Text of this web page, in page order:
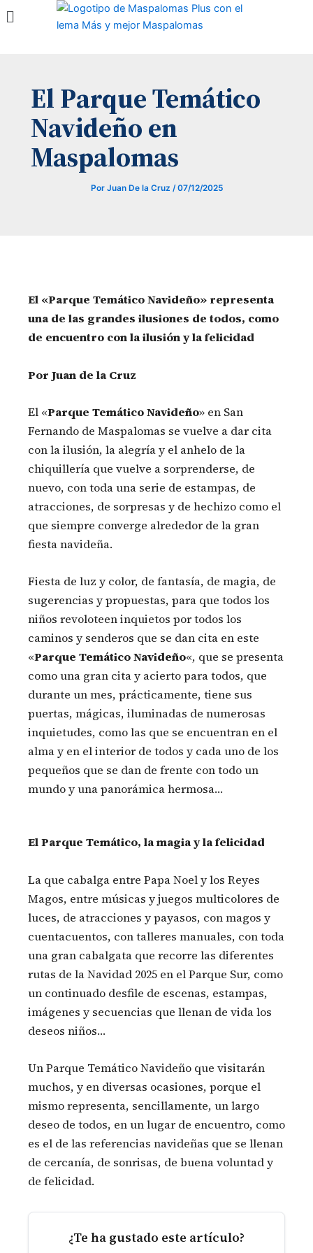
Menú
El Parque Temático
Navideño en
Maspalomas
Por Juan De la Cruz /07/12/2025
El «Parque Temático Navideño» representa
una de las grandes ilusiones de todos, como
de encuentro con la ilusión y la felicidad
Por Juan de la Cruz
El «Parque Temático Navideño» en San
Fernando de Maspalomas se vuelve a dar cita
con la ilusión, la alegría y el anhelo de la
chiquillería que vuelve a sorprenderse, de
nuevo, con toda una serie de estampas, de
atracciones, de sorpresas y de hechizo como el
que siempre converge alrededor de la gran
fiesta navideña.
Fiesta de luz y color, de fantasía, de magia, de
sugerencias y propuestas, para que todos los
niños revoloteen inquietos por todos los
caminos y senderos que se dan cita en este
«Parque Temático Navideño«, que se presenta
como una gran cita y acierto para todos, que
durante un mes, prácticamente, tiene sus
puertas, mágicas, iluminadas de numerosas
inquietudes, como las que se encuentran en el
alma y en el interior de todos y cada uno de los
pequeños que se dan de frente con todo un
mundo y una panorámica hermosa…
El Parque Temático, la magia y la felicidad
La que cabalga entre Papa Noel y los Reyes
Magos, entre músicas y juegos multicolores de
luces, de atracciones y payasos, con magos y
cuentacuentos, con talleres manuales, con toda
una gran cabalgata que recorre las diferentes
rutas de la Navidad 2025 en el Parque Sur, como
un continuado desfile de escenas, estampas,
imágenes y secuencias que llenan de vida los
deseos niños…
Un Parque Temático Navideño que visitarán
muchos, y en diversas ocasiones, porque el
mismo representa, sencillamente, un largo
deseo de todos, en un lugar de encuentro, como
es el de las referencias navideñas que se llenan
de cercanía, de sonrisas, de buena voluntad y
de felicidad.
¿Te ha gustado este artículo?